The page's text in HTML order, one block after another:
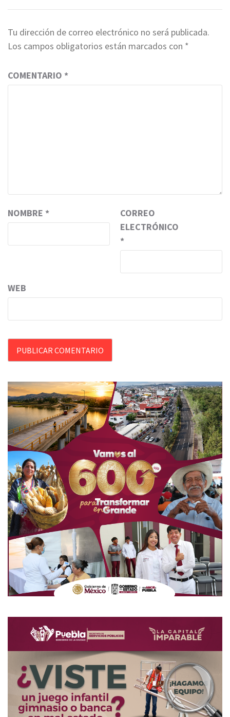
Tu dirección de correo electrónico no será publicada.
Los campos obligatorios están marcados con *
COMENTARIO *
NOMBRE *
CORREO
ELECTRÓNICO
*
WEB